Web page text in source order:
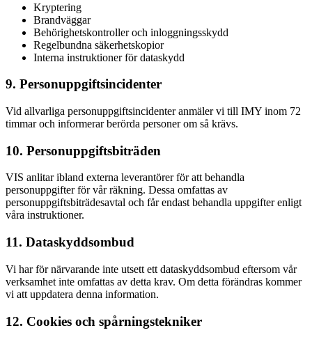
Kryptering
Brandväggar
Behörighetskontroller och inloggningsskydd
Regelbundna säkerhetskopior
Interna instruktioner för dataskydd
9. Personuppgiftsincidenter
Vid allvarliga personuppgiftsincidenter anmäler vi till IMY inom 72
timmar och informerar berörda personer om så krävs.
10. Personuppgiftsbiträden
VIS anlitar ibland externa leverantörer för att behandla
personuppgifter för vår räkning. Dessa omfattas av
personuppgiftsbiträdesavtal och får endast behandla uppgifter enligt
våra instruktioner.
11. Dataskyddsombud
Vi har för närvarande inte utsett ett dataskyddsombud eftersom vår
verksamhet inte omfattas av detta krav. Om detta förändras kommer
vi att uppdatera denna information.
12. Cookies och spårningstekniker